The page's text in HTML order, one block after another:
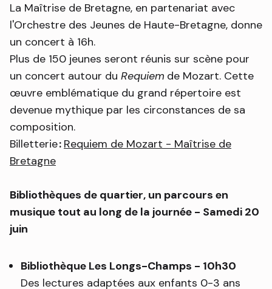
La Maîtrise de Bretagne, en partenariat avec
l'Orchestre des Jeunes de Haute-Bretagne, donne
un concert à 16h.
Plus de 150 jeunes seront réunis sur scène pour
un concert autour du Requiem de Mozart. Cette
œuvre emblématique du grand répertoire est
devenue mythique par les circonstances de sa
composition.
Billetterie: Requiem de Mozart - Maîtrise de
Bretagne
Bibliothèques de quartier, un parcours en
musique tout au long de la journée - Samedi 20
juin
Bibliothèque Les Longs-Champs - 10h30
Des lectures adaptées aux enfants 0-3 ans